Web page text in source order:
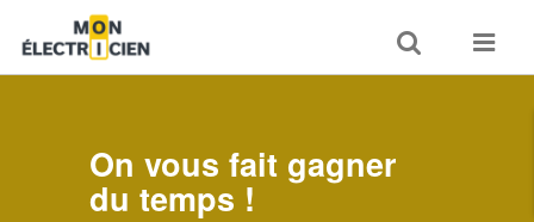
Toggle
search
Toggle
On vous fait gagner
du temps !